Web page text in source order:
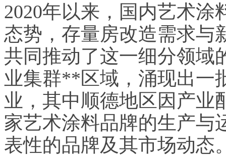
2020年以来，国内艺术涂
态势，存量房改造需求与
共同推动了这一细分领域
业集群**区域，涌现出一
业，其中顺德地区因产业
家艺术涂料品牌的生产与
表性的品牌及其市场动态